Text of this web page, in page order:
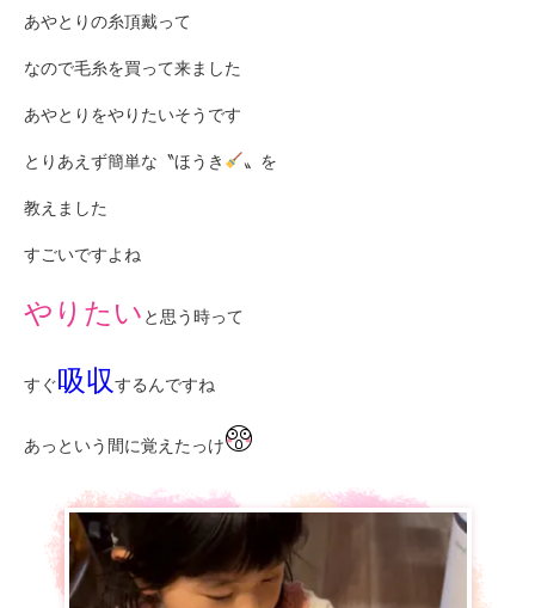
あやとりの糸頂戴って
なので毛糸を買って来ました
あやとりをやりたいそうです
とりあえず簡単な〝ほうき 〟を
教えました
すごいですよね
やりたい と思う時って
すぐ吸収するんですね
あっという間に覚えたっけ